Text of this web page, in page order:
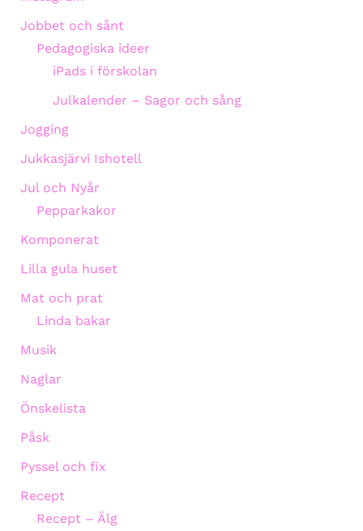
Jobbet och sånt
Pedagogiska ideer
iPads i förskolan
Julkalender – Sagor och sång
Jogging
Jukkasjärvi Ishotell
Jul och Nyår
Pepparkakor
Komponerat
Lilla gula huset
Mat och prat
Linda bakar
Musik
Naglar
Önskelista
Påsk
Pyssel och fix
Recept
Recept – Älg